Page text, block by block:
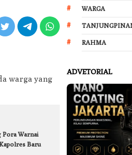
warga yang
Pora Warnai
Baru
WARGA
RAHMA
ADVETORIAL